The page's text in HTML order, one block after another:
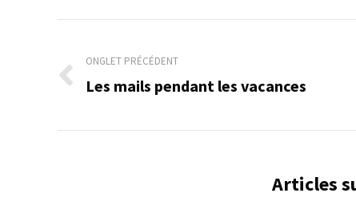
de
commentaire
ONGLET PRÉCÉDENT
Onglet
Les mails pendant les vacances
Articles